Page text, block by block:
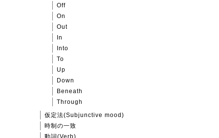
Off
On
Out
In
Into
To
Up
Down
Beneath
Through
仮定法(Subjunctive mood)
時制の一致
動詞(Verb)